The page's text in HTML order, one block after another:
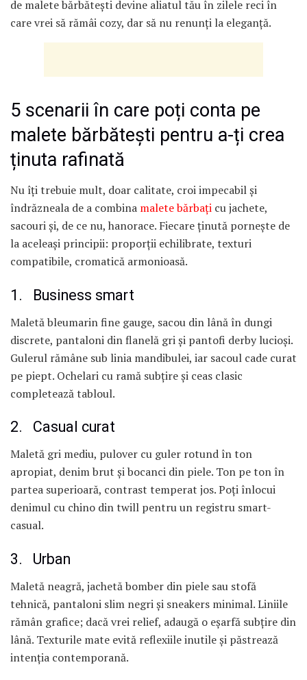
de malete bărbătești devine aliatul tău în zilele reci în
care vrei să rămâi cozy, dar să nu renunți la eleganță.
5 scenarii în care poți conta pe
malete bărbătești pentru a-ți crea
ținuta rafinată
Nu îți trebuie mult, doar calitate, croi impecabil și
îndrăzneala de a combina malete bărbați cu jachete,
sacouri și, de ce nu, hanorace. Fiecare ținută pornește de
la aceleași principii: proporții echilibrate, texturi
compatibile, cromatică armonioasă.
1. Business smart
Maletă bleumarin fine gauge, sacou din lână în dungi
discrete, pantaloni din flanelă gri și pantofi derby lucioși.
Gulerul rămâne sub linia mandibulei, iar sacoul cade curat
pe piept. Ochelari cu ramă subțire și ceas clasic
completează tabloul.
2. Casual curat
Maletă gri mediu, pulover cu guler rotund în ton
apropiat, denim brut și bocanci din piele. Ton pe ton în
partea superioară, contrast temperat jos. Poți înlocui
denimul cu chino din twill pentru un registru smart-
casual.
3. Urban
Maletă neagră, jachetă bomber din piele sau stofă
tehnică, pantaloni slim negri și sneakers minimal. Liniile
rămân grafice; dacă vrei relief, adaugă o eșarfă subțire din
lână. Texturile mate evită reflexiile inutile și păstrează
intenția contemporană.